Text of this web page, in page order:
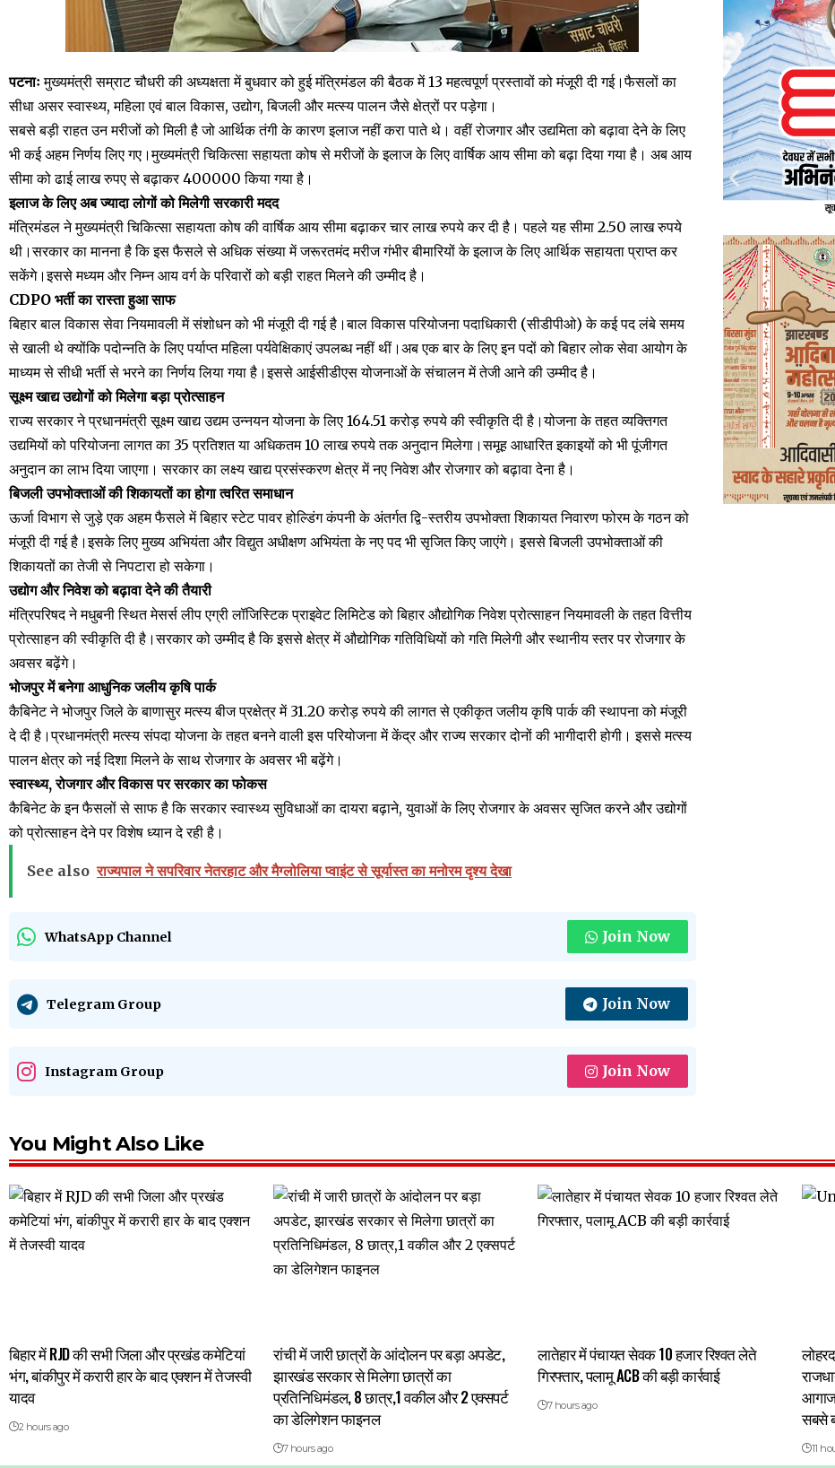
पटनाःमुख्यमंत्री सम्राट चौधरी की अध्यक्षता में बुधवार को हुई मंत्रिमंडल की बैठक में 13 महत्वपूर्ण प्रस्तावों को मंजूरी दी गई।फैसलों का
सीधा असर स्वास्थ्य, महिला एवं बाल विकास, उद्योग, बिजली और मत्स्य पालन जैसे क्षेत्रों पर पड़ेगा।
सबसे बड़ी राहत उन मरीजों को मिली है जो आर्थिक तंगी के कारण इलाज नहीं करा पाते थे। वहीं रोजगार और उद्यमिता को बढ़ावा देने के लिए
भी कई अहम निर्णय लिए गए।मुख्यमंत्री चिकित्सा सहायता कोष से मरीजों के इलाज के लिए वार्षिक आय सीमा को बढ़ा दिया गया है। अब आय
सीमा को ढाई लाख रुपए से बढ़ाकर ₹400000 किया गया है।
इलाज के लिए अब ज्यादा लोगों को मिलेगी सरकारी मदद
मंत्रिमंडल ने मुख्यमंत्री चिकित्सा सहायता कोष की वार्षिक आय सीमा बढ़ाकर चार लाख रुपये कर दी है। पहले यह सीमा 2.50 लाख रुपये
थी।सरकार का मानना है कि इस फैसले से अधिक संख्या में जरूरतमंद मरीज गंभीर बीमारियों के इलाज के लिए आर्थिक सहायता प्राप्त कर
सकेंगे।इससे मध्यम और निम्न आय वर्ग के परिवारों को बड़ी राहत मिलने की उम्मीद है।
CDPO भर्ती का रास्ता हुआ साफ
बिहार बाल विकास सेवा नियमावली में संशोधन को भी मंजूरी दी गई है।बाल विकास परियोजना पदाधिकारी (सीडीपीओ) के कई पद लंबे समय
से खाली थे क्योंकि पदोन्नति के लिए पर्याप्त महिला पर्यवेक्षिकाएं उपलब्ध नहीं थीं।अब एक बार के लिए इन पदों को बिहार लोक सेवा आयोग के
माध्यम से सीधी भर्ती से भरने का निर्णय लिया गया है।इससे आईसीडीएस योजनाओं के संचालन में तेजी आने की उम्मीद है।
सूक्ष्म खाद्य उद्योगों को मिलेगा बड़ा प्रोत्साहन
राज्य सरकार ने प्रधानमंत्री सूक्ष्म खाद्य उद्यम उन्नयन योजना के लिए 164.51 करोड़ रुपये की स्वीकृति दी है।योजना के तहत व्यक्तिगत
उद्यमियों को परियोजना लागत का 35 प्रतिशत या अधिकतम 10 लाख रुपये तक अनुदान मिलेगा।समूह आधारित इकाइयों को भी पूंजीगत
अनुदान का लाभ दिया जाएगा। सरकार का लक्ष्य खाद्य प्रसंस्करण क्षेत्र में नए निवेश और रोजगार को बढ़ावा देना है।
बिजली उपभोक्ताओं की शिकायतों का होगा त्वरित समाधान
ऊर्जा विभाग से जुड़े एक अहम फैसले में बिहार स्टेट पावर होल्डिंग कंपनी के अंतर्गत द्वि-स्तरीय उपभोक्ता शिकायत निवारण फोरम के गठन को
मंजूरी दी गई है।इसके लिए मुख्य अभियंता और विद्युत अधीक्षण अभियंता के नए पद भी सृजित किए जाएंगे। इससे बिजली उपभोक्ताओं की
शिकायतों का तेजी से निपटारा हो सकेगा।
उद्योग और निवेश को बढ़ावा देने की तैयारी
मंत्रिपरिषद ने मधुबनी स्थित मेसर्स लीप एग्री लॉजिस्टिक प्राइवेट लिमिटेड को बिहार औद्योगिक निवेश प्रोत्साहन नियमावली के तहत वित्तीय
प्रोत्साहन की स्वीकृति दी है।सरकार को उम्मीद है कि इससे क्षेत्र में औद्योगिक गतिविधियों को गति मिलेगी और स्थानीय स्तर पर रोजगार के
अवसर बढ़ेंगे।
भोजपुर में बनेगा आधुनिक जलीय कृषि पार्क
कैबिनेट ने भोजपुर जिले के बाणासुर मत्स्य बीज प्रक्षेत्र में 31.20 करोड़ रुपये की लागत से एकीकृत जलीय कृषि पार्क की स्थापना को मंजूरी
दे दी है।प्रधानमंत्री मत्स्य संपदा योजना के तहत बनने वाली इस परियोजना में केंद्र और राज्य सरकार दोनों की भागीदारी होगी। इससे मत्स्य
पालन क्षेत्र को नई दिशा मिलने के साथ रोजगार के अवसर भी बढ़ेंगे।
स्वास्थ्य, रोजगार और विकास पर सरकार का फोकस
कैबिनेट के इन फैसलों से साफ है कि सरकार स्वास्थ्य सुविधाओं का दायरा बढ़ाने, युवाओं के लिए रोजगार के अवसर सृजित करने और उद्योगों
को प्रोत्साहन देने पर विशेष ध्यान दे रही है।
See also राज्यपाल ने सपरिवार नेतरहाट और मैग्लोलिया प्वाइंट से सूर्यास्त का मनोरम दृश्य देखा
WhatsApp Channel Join Now
Telegram Group Join Now
Instagram Group Join Now
You Might Also Like
बिहार में RJD की सभी जिला और प्रखंड कमेटियां
भंग, बांकीपुर में करारी हार के बाद एक्शन में तेजस्वी
यादव
2 hours ago
रांची में जारी छात्रों के आंदोलन पर बड़ा अपडेट,
झारखंड सरकार से मिलेगा छात्रों का
प्रतिनिधिमंडल, 8 छात्र,1 वकील और 2 एक्सपर्ट
का डेलिगेशन फाइनल
7 hours ago
लातेहार में पंचायत सेवक 10 हजार रिश्वत लेते
गिरफ्तार, पलामू ACB की बड़ी कार्रवाई
7 hours ago
सबसे
11